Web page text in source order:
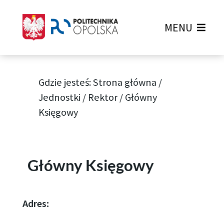
MENU
Gdzie jesteś:Strona główna /
Jednostki / Rektor/Główny
Księgowy
Główny Księgowy
Adres: